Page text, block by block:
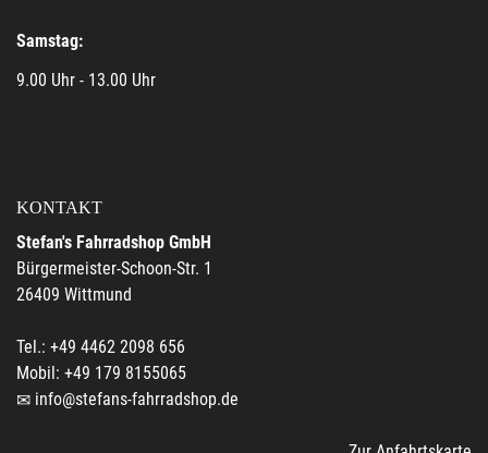
Samstag:
9.00 Uhr - 13.00 Uhr
KONTAKT
Stefan's Fahrradshop GmbH
Bürgermeister-Schoon-Str. 1
26409 Wittmund
Tel.: +49 4462 2098 656
Mobil: +49 179 8155065
info@stefans-fahrradshop.de